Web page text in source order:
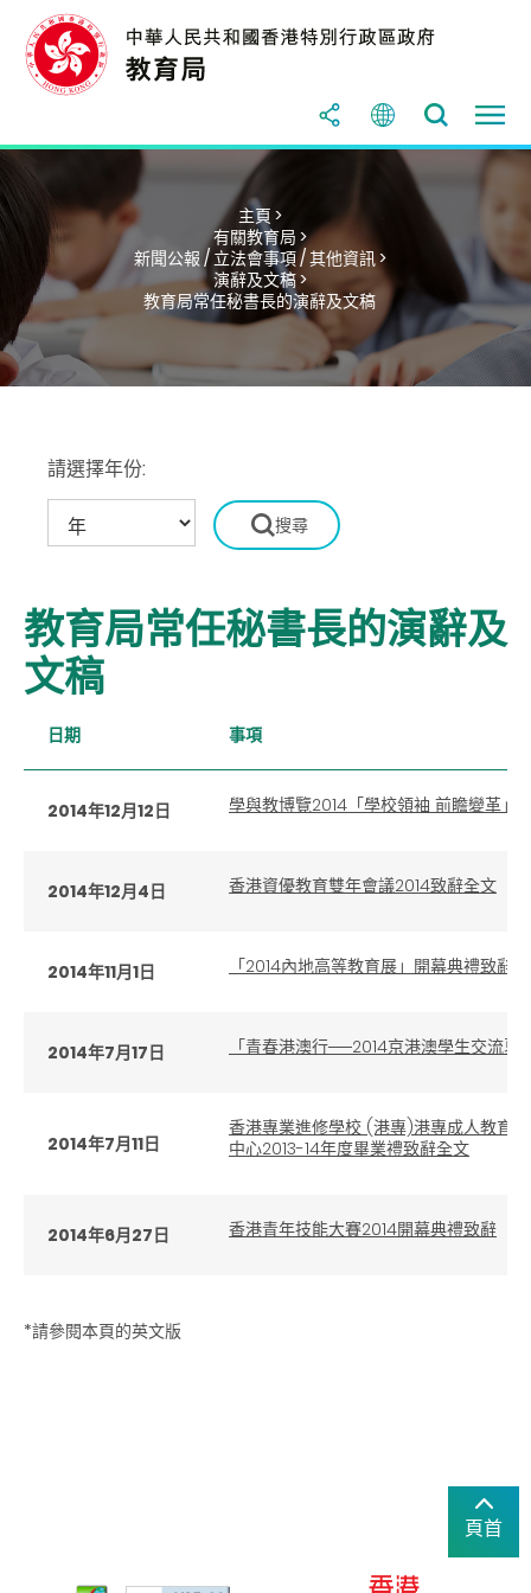
主頁 >
有關教育局 >
新聞公報 / 立法會事項 / 其他資訊 >
演辭及文稿 >
教育局常任秘書長的演辭及文稿
請選擇年份:
教育局常任秘書長的演辭及
文稿
日期 事項
2014年12月12日 學與教博覽2014「學校領袖 前瞻變革」
2014年12月4日 香港資優教育雙年會議2014致辭全文
2014年11月1日 「2014內地高等教育展」開幕典禮致辭
2014年7月17日 「青春港澳行──2014京港澳學生交流
2014年7月11日
香港專業進修學校 (港專)港專成人教育
中心2013-14年度畢業禮致辭全文
2014年6月27日 香港青年技能大賽2014開幕典禮致辭
*請參閱本頁的英文版
頁首